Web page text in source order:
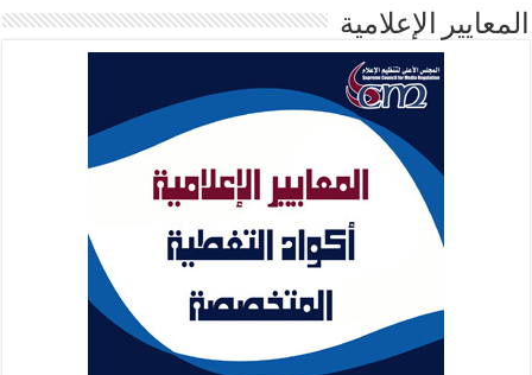
المعايير الإعلامية